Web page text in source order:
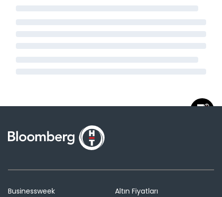
Businessweek
Altın Fiyatları